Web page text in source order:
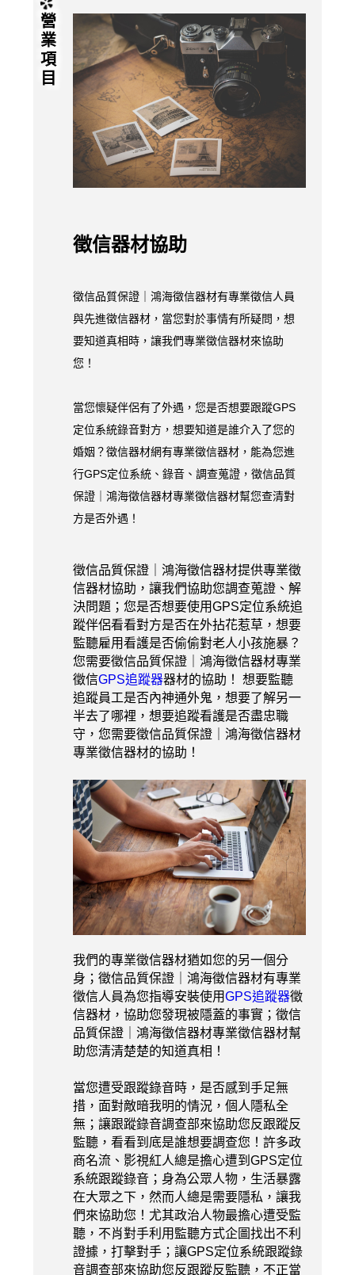
營業項目
徵信器材協助
徵信品質保證｜鴻海徵信器材有專業徵信人員
與先進徵信器材，當您對於事情有所疑問，想
要知道真相時，讓我們專業徵信器材來協助
您！
當您懷疑伴侶有了外遇，您是否想要跟蹤GPS
定位系統錄音對方，想要知道是誰介入了您的
婚姻？徵信器材網有專業徵信器材，能為您進
行GPS定位系統、錄音、調查蒐證，徵信品質
保證｜鴻海徵信器材專業徵信器材幫您查清對
方是否外遇！
徵信品質保證｜鴻海徵信器材提供專業徵
信器材協助，讓我們協助您調查蒐證、解
決問題；您是否想要使用GPS定位系統追
蹤伴侶看看對方是否在外拈花惹草，想要
監聽雇用看護是否偷偷對老人小孩施暴？
您需要徵信品質保證｜鴻海徵信器材專業
徵信GPS追蹤器器材的協助！ 想要監聽
追蹤員工是否內神通外鬼，想要了解另一
半去了哪裡，想要追蹤看護是否盡忠職
守，您需要徵信品質保證｜鴻海徵信器材
專業徵信器材的協助！
我們的專業徵信器材猶如您的另一個分
身；徵信品質保證｜鴻海徵信器材有專業
徵信人員為您指導安裝使用GPS追蹤器徵
信器材，協助您發現被隱蓋的事實；徵信
品質保證｜鴻海徵信器材專業徵信器材幫
助您清清楚楚的知道真相！
當您遭受跟蹤錄音時，是否感到手足無
措，面對敵暗我明的情況，個人隱私全
無；讓跟蹤錄音調查部來協助您反跟蹤反
監聽，看看到底是誰想要調查您！許多政
商名流、影視紅人總是擔心遭到GPS定位
系統跟蹤錄音；身為公眾人物，生活暴露
在大眾之下，然而人總是需要隱私，讓我
們來協助您！尤其政治人物最擔心遭受監
聽，不肖對手利用監聽方式企圖找出不利
證據，打擊對手；讓GPS定位系統跟蹤錄
音調查部來協助您反跟蹤反監聽，不正當